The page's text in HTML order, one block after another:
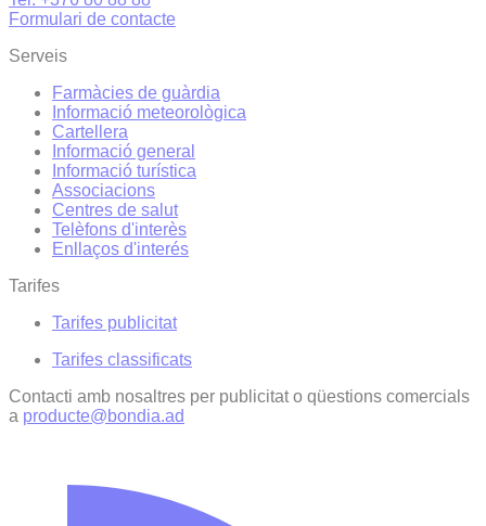
Formulari de contacte
Serveis
Farmàcies de guàrdia
Informació meteorològica
Cartellera
Informació general
Informació turística
Associacions
Centres de salut
Telèfons d'interès
Enllaços d'interés
Tarifes
Tarifes publicitat
Tarifes classificats
Contacti amb nosaltres per publicitat o qüestions comercials
a producte@bondia.ad